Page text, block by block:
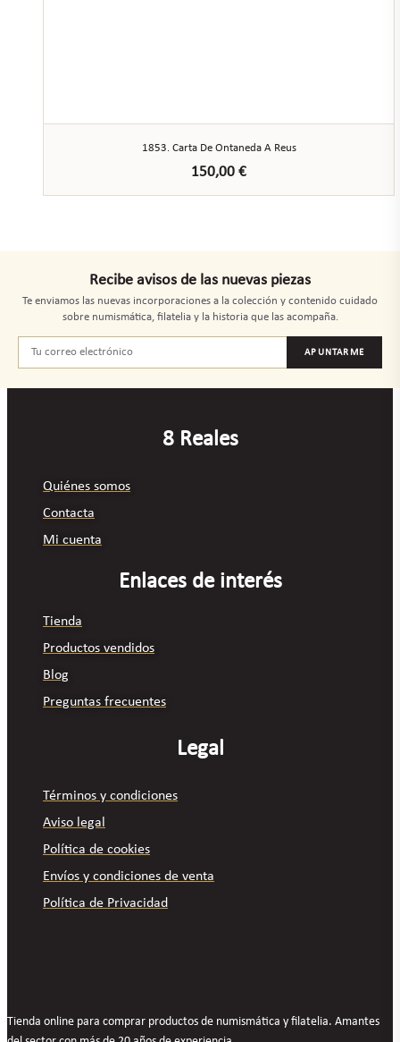
1853. Carta De Ontaneda A Reus
150,00 €
Recibe avisos de las nuevas piezas
Te enviamos las nuevas incorporaciones a la colección y contenido cuidado
sobre numismática, filatelia y la historia que las acompaña.
APUNTARME
8 Reales
Quiénes somos
Contacta
Mi cuenta
Enlaces de interés
Tienda
Productos vendidos
Blog
Preguntas frecuentes
Legal
Términos y condiciones
Aviso legal
Política de cookies
Envíos y condiciones de venta
Política de Privacidad
Tienda online para comprar productos de numismática y filatelia. Amantes